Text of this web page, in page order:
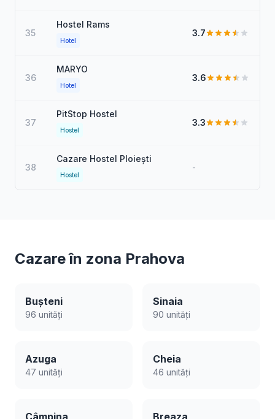
35
Hostel Rams
Hotel
3.7
36
MARYO
Hotel
3.6
37
PitStop Hostel
Hostel
3.3
38
Cazare Hostel Ploiești
Hostel
-
Cazare în zona Prahova
Bușteni
96 unități
Sinaia
90 unități
Azuga
47 unități
Cheia
46 unități
Câmpina Breaza